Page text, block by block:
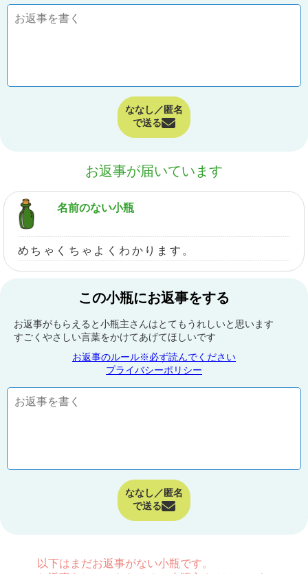
ななし／匿名
で送る
お返事が届いています
名前のない小瓶
めちゃくちゃよくわかります。
この小瓶にお返事をする
お返事がもらえると小瓶主さんはとてもうれしいと思います
すごくやさしい言葉をかけてあげてほしいです
お返事のルール※必ず読んでください
プライバシーポリシー
ななし／匿名
で送る
以下はまだお返事がない小瓶です。